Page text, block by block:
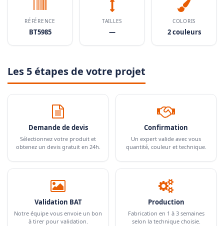
RÉFÉRENCE
BT5985
TAILLES
—
COLORIS
2 couleurs
Les 5 étapes de votre projet
Demande de devis
Sélectionnez votre produit et
obtenez un devis gratuit en 24h.
Confirmation
Un expert valide avec vous
quantité, couleur et technique.
Validation BAT
Notre équipe vous envoie un bon
à tirer pour validation.
Production
Fabrication en 1 à 3 semaines
selon la technique choisie.